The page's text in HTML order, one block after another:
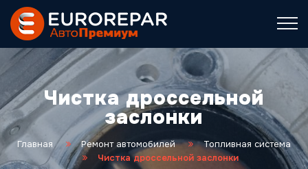
Чистка дроссельной
заслонки
Главная Ремонт автомобилей
Топливная система
Чистка дроссельной заслонки